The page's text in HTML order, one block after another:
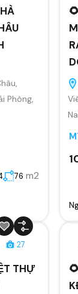
Phòng,
76 m2
27
THỰ